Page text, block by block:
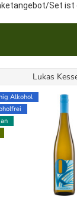
Set ist
Lukas
Alkohol